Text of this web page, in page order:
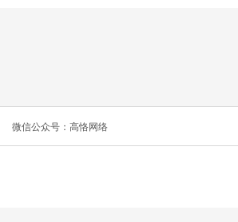
微信公众号：高恪网络